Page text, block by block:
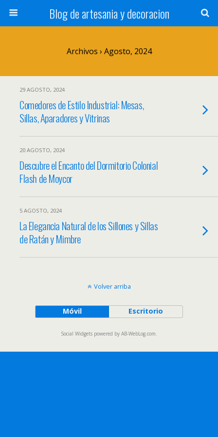
Blog de artesania y decoracion
Archivos › Agosto, 2024
29 AGOSTO, 2024
Comedores de Estilo Industrial: Mesas,
Sillas, Aparadores y Vitrinas
20 AGOSTO, 2024
Descubre el Encanto del Dormitorio Colonial
Flash de Moycor
5 AGOSTO, 2024
La Elegancia Natural de los Sillones y Sillas
de Ratán y Mimbre
Volver arriba
Móvil Escritorio
Social Widgets powered by AB-WebLog.com.